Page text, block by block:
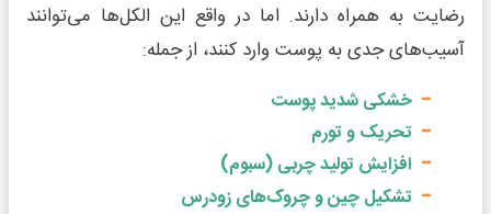
رضایت به همراه دارند. اما در واقع این الکل‌ها می‌توانند
آسیب‌های جدی به پوست وارد کنند، از جمله:
خشکی شدید پوست
تحریک و تورم
افزایش تولید چربی (سبوم)
تشکیل چین و چروک‌های زودرس